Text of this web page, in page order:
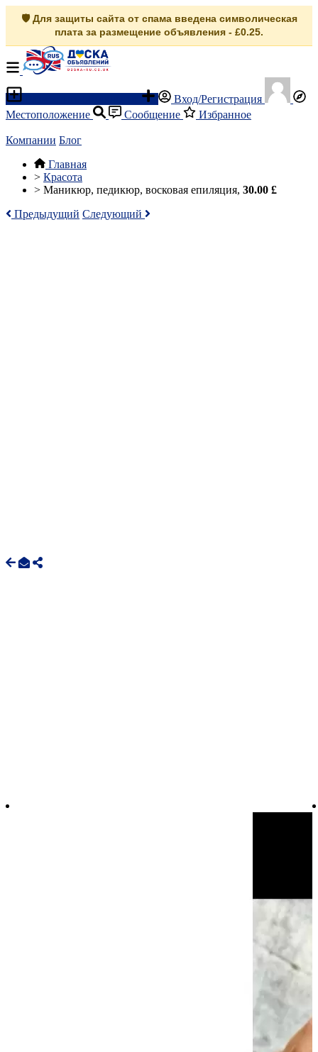
🛡️ Для защиты сайта от спама введена символическая
плата за размещение объявления - £0.25.
Вход/Регистрация
Местоположение
Сообщение Избранное
Компании Блог
Главная
> Красота
> Маникюр, педикюр, восковая епиляция, 30.00 £
Предыдущий Следующий